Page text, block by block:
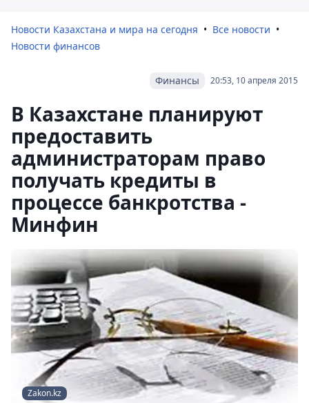
Новости Казахстана и мира на сегодня
Все новости
Новости финансов
20:53, 10 апреля 2015
Финансы
В Казахстане планируют
предоставить
администраторам право
получать кредиты в
процессе банкротства -
Минфин
Zakon.kz